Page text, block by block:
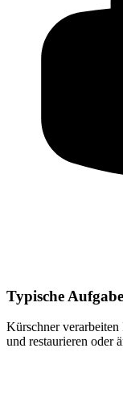
Typische
Kürschner verarbeiten
und restaurieren oder